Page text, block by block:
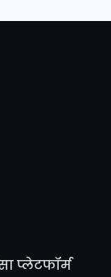
प्लेटफॉर्म